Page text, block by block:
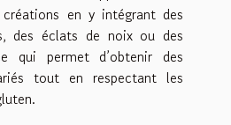
créations en y intégrant des
des éclats de noix ou des
qui permet d’obtenir des
tout en respectant les